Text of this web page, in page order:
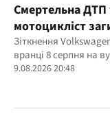
Смертельна ДТП
мотоцикліст
Volkswagen
Зіткнення
вранці 8 серпня на
9.08.2026 20:48